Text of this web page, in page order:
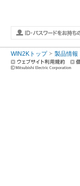
WIN2Kトップ 製品情報